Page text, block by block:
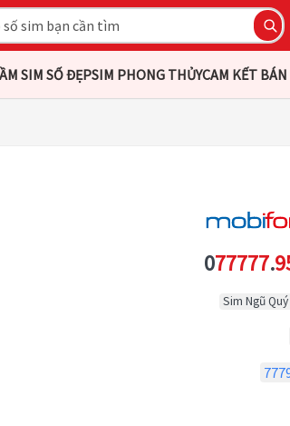
SIM SỐ ĐẸPSIM PHONG THỦYCAM KẾT
077777.
Sim Ngũ